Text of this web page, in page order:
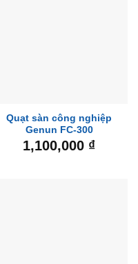
Quạt sàn công nghiệp
Genun FC-300
1,100,000 ₫